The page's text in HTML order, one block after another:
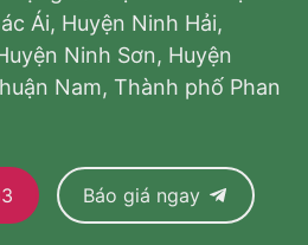
Ái, Huyện Ninh Hải,
Ninh Sơn, Huyện
Nam, Thành phố Phan
Báo giá ngay